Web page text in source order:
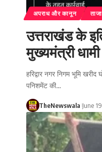
अपराध और कानून
उत्तराखंड के
मुख्यमंत्री
हरिद्वार नगर निगम भूमि
पनिशमेंट की…
TheNewswala June